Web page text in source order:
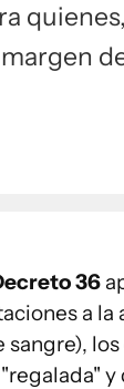
36
a la
los
y